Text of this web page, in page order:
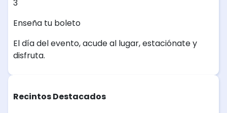
3
Enseña tu boleto
El día del evento, acude al lugar, estaciónate y
disfruta.
Recintos Destacados